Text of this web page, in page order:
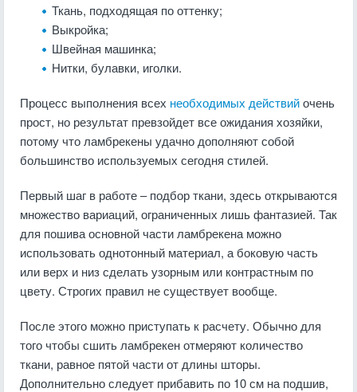
Ткань, подходящая по оттенку;
Выкройка;
Швейная машинка;
Нитки, булавки, иголки.
Процесс выполнения всех необходимых действийочень
прост, но результат превзойдет все ожидания хозяйки,
потому что ламбрекены удачно дополняют собой
большинство используемых сегодня стилей.
Первый шаг в работе – подбор ткани, здесь открываются
множество вариаций, ограниченных лишь фантазией. Так
для пошива основной части ламбрекена можно
использовать однотонный материал, а боковую часть
или верх и низ сделать узорным или контрастным по
цвету. Строгих правил не существует вообще.
После этого можно приступать к расчету. Обычно для
того чтобы сшить ламбрекен отмеряют количество
ткани, равное пятой части от длины шторы.
Дополнительно следует прибавить по 10 см на подшив,